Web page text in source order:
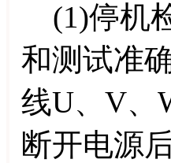
(1)停机
和测试准
线U、V、
断开电源